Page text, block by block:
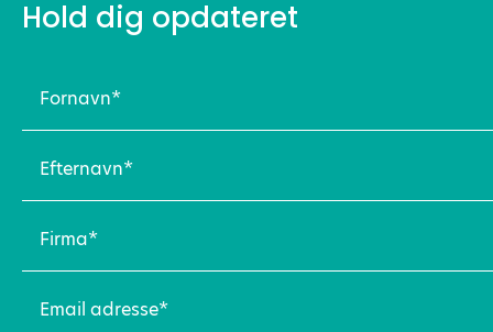
Hold dig opdateret
(Påkrævet)
(Påkrævet)
(Påkrævet)
adresse